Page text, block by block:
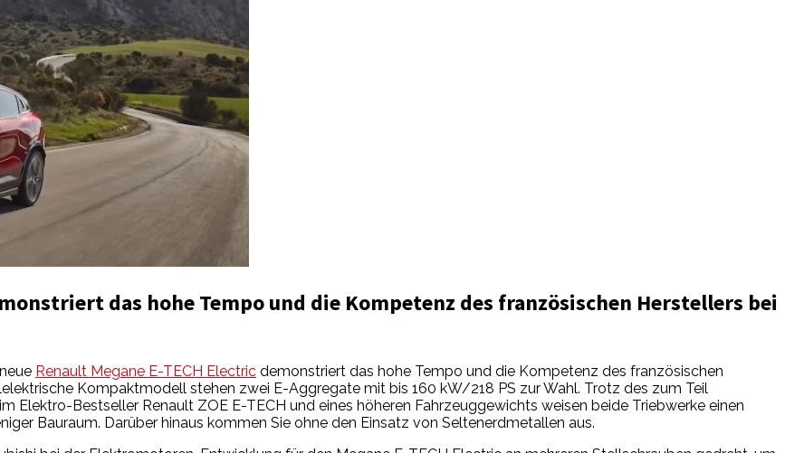
das hohe Tempo und die Kompetenz des französischen Herstellers bei
Renault Megane E-TECH Electric demonstriert das hohe Tempo und die Kompetenz des französischen
Kompaktmodell stehen zwei E-Aggregate mit bis 160 kW/218 PS zur Wahl. Trotz des zum Teil
Elektro-Bestseller Renault ZOE E-TECH und eines höheren Fahrzeuggewichts weisen beide Triebwerke einen
Bauraum. Darüber hinaus kommen Sie ohne den Einsatz von Seltenerdmetallen aus.